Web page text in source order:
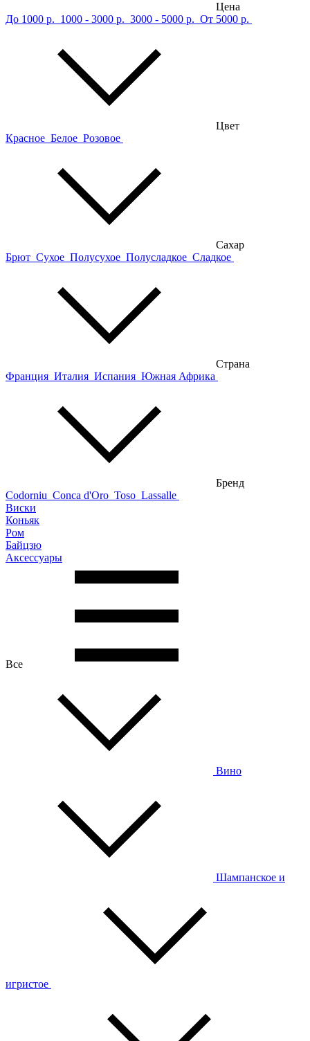
Цена
До 1000 р. 1000 - 3000 р. 3000 - 5000 р. От 5000 р.
Цвет
Красное Белое Розовое
Сахар
Брют Сухое Полусухое Полусладкое Сладкое
Страна
Франция Италия Испания Южная Африка
Бренд
Codorniu Conca d'Oro Toso Lassalle
Виски
Коньяк
Ром
Байцзю
Аксессуары
Все
Вино
Шампанское и
игристое